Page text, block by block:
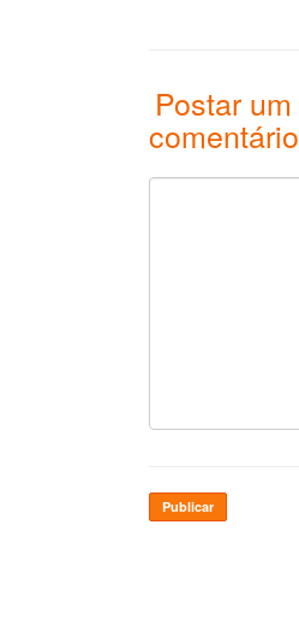
Postar um
comentário
Publicar